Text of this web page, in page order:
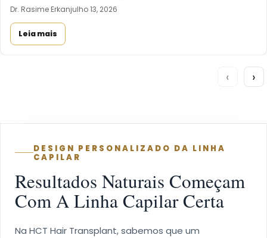
Dr. Rasime Erkanjulho 13, 2026
Leia mais
‹ ›
DESIGN PERSONALIZADO DA LINHA
CAPILAR
Resultados Naturais Começam
Com A Linha Capilar Certa
Na HCT Hair Transplant, sabemos que um